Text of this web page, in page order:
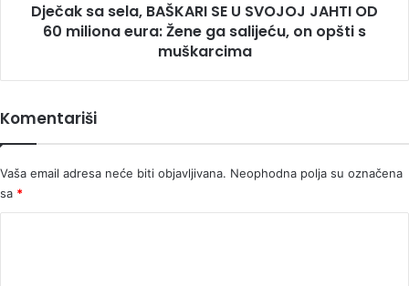
miliona
ga
on
opšti
muškarcima
Dječak sa sela, BAŠKARI SE U SVOJOJ JAHTI OD
60 miliona eura: Žene ga salijeću, on opšti s
muškarcima
Komentariši
Vaša email adresa neće biti objavljivana. Neophodna polja su označena
sa *